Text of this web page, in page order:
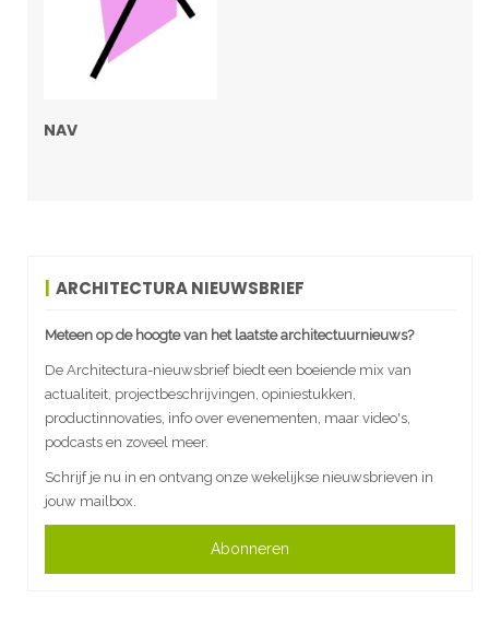
NAV
ARCHITECTURA NIEUWSBRIEF
Meteen op de hoogte van het laatste architectuurnieuws?
De Architectura-nieuwsbrief biedt een boeiende mix van
actualiteit, projectbeschrijvingen, opiniestukken,
productinnovaties, info over evenementen, maar video's,
podcasts en zoveel meer.
Schrijf je nu in en ontvang onze wekelijkse nieuwsbrieven in
jouw mailbox.
Abonneren